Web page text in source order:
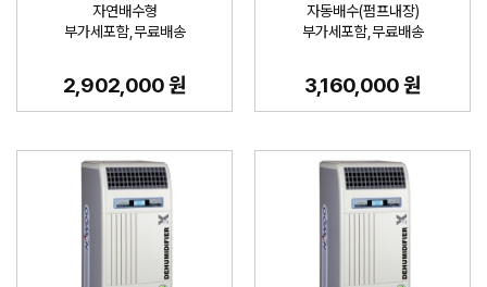
자연배수형
부가세포함,무료배송
2,902,000 원
자동배수(펌프내장)
부가세포함,무료배송
3,160,000 원